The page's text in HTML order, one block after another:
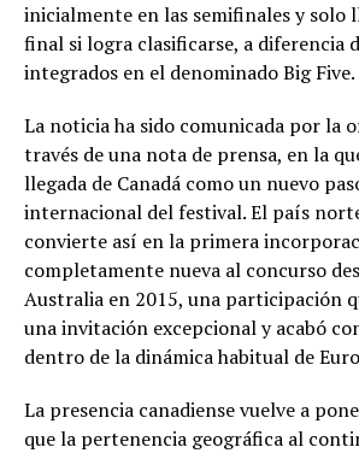
inicialmente en las semifinales y solo
final si logra clasificarse, a diferencia
integrados en el denominado Big Five.
La noticia ha sido comunicada por la
través de una nota de prensa, en la
llegada de Canadá como un nuevo
internacional del festival. El país
convierte así en la primera
completamente nueva al concurso
Australia en 2015, una participación
una invitación excepcional y acabó
dentro de la dinámica habitual de
La presencia canadiense vuelve a
que la pertenencia geográfica al